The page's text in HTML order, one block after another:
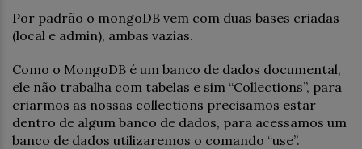
Por padrão o mongoDB vem com duas bases criadas
(local e admin), ambas vazias.
Como o MongoDB é um banco de dados documental,
ele não trabalha com tabelas e sim “Collections”, para
criarmos as nossas collections precisamos estar
dentro de algum banco de dados, para acessamos um
banco de dados utilizaremos o comando “use”.